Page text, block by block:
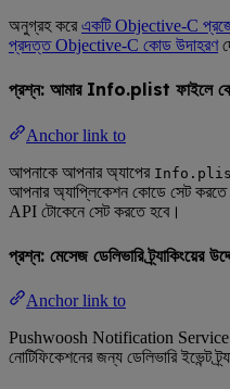
অনুগ্রহ করেএকটি Objective-C
প্রদত্ত Objective-C কোড উদাহরণ
প্রশ্ন: আমার Info.plist ফাইলে
Anchor link to
আপনাকে আপনার অ্যাপের
আপনার অ্যাপ্লিকেশন কোডে সেট করতে
API টোকেনে সেট করতে হবে।
প্রশ্ন: মেসেজ ডেলিভারি ট্র্যাকিংয়ের
Anchor link to
Pushwoosh Notification Service
নোটিফিকেশনের জন্য ডেলিভারি ইভেন্ট